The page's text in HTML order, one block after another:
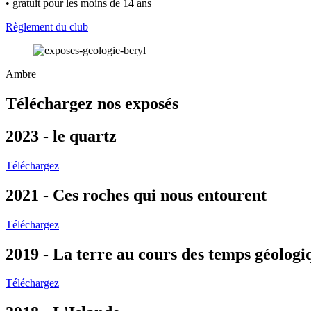
• gratuit pour les moins de 14 ans
Règlement du club
Ambre
Téléchargez nos exposés
2023 - le quartz
Téléchargez
2021 - Ces roches qui nous entourent
Téléchargez
2019 - La terre au cours des temps
Téléchargez